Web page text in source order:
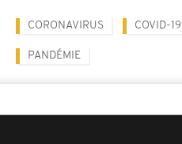
CORONAVIRUS COVID-19
PANDÉMIE